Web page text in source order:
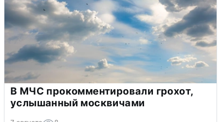
В МЧС прокомментировали грохот,
услышанный москвичами